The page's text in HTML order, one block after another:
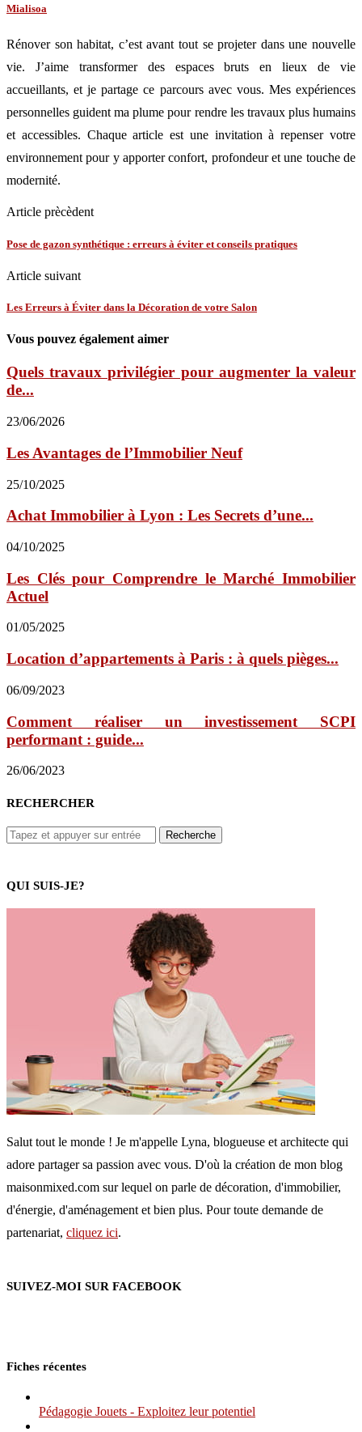
Mialisoa
Rénover son habitat, c’est avant tout se projeter dans une nouvelle
vie. J’aime transformer des espaces bruts en lieux de vie
accueillants, et je partage ce parcours avec vous. Mes expériences
personnelles guident ma plume pour rendre les travaux plus humains
et accessibles. Chaque article est une invitation à repenser votre
environnement pour y apporter confort, profondeur et une touche de
modernité.
Article prècèdent
Pose de gazon synthétique : erreurs à éviter et conseils pratiques
Article suivant
Les Erreurs à Éviter dans la Décoration de votre Salon
Vous pouvez également aimer
Quels travaux privilégier pour augmenter la valeur
de...
23/06/2026
Les Avantages de l’Immobilier Neuf
25/10/2025
Achat Immobilier à Lyon : Les Secrets d’une...
04/10/2025
Les Clés pour Comprendre le Marché Immobilier
Actuel
01/05/2025
Location d’appartements à Paris : à quels pièges...
06/09/2023
Comment réaliser un investissement SCPI
performant : guide...
26/06/2023
RECHERCHER
QUI SUIS-JE?
Salut tout le monde ! Je m'appelle Lyna, blogueuse et architecte qui
adore partager sa passion avec vous. D'où la création de mon blog
maisonmixed.com sur lequel on parle de décoration, d'immobilier,
d'énergie, d'aménagement et bien plus. Pour toute demande de
partenariat, cliquez ici.
SUIVEZ-MOI SUR FACEBOOK
Fiches récentes
Pédagogie Jouets - Exploitez leur potentiel